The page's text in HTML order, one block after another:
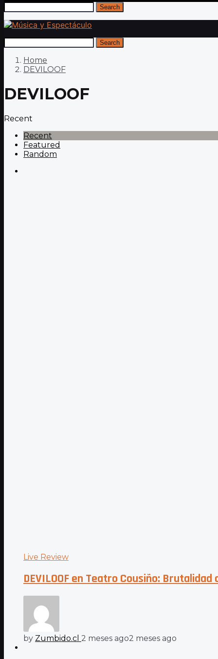
Search
Search
Home
DEVILOOF
DEVILOOF
Recent
Recent
Featured
Random
Live Review
DEVILOOF en Teatro Cousiño:
by Zumbido.cl 2 meses ago2 meses ago